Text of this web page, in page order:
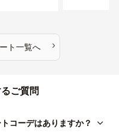
ト一覧へ ›
ご質問
コーデはありますか？